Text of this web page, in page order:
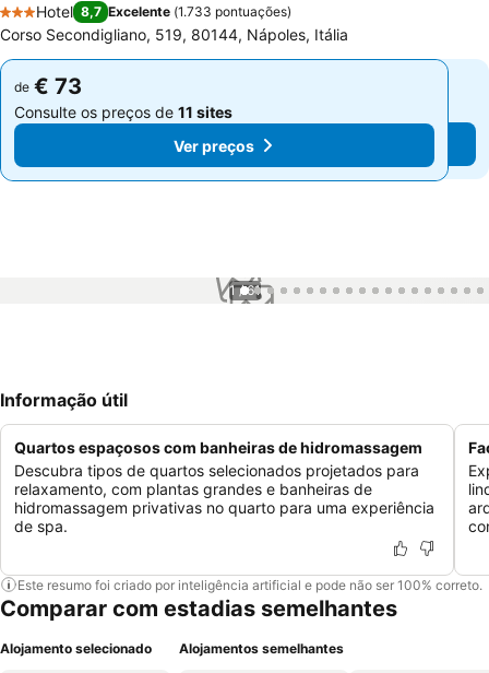
3 Estrelas
Hotel 8,7 Excelente (1.733 pontuações)
Corso Secondigliano, 519, 80144, Nápoles, Itália
de € 73
Consulte os preços de 11 sites
Ver preços
de € 73
Consulte os preços de 11 sites
Ver preços
1 / 61
Informação útil
Quartos espaçosos com banheiras de hidromassagem
Descubra tipos de quartos selecionados projetados para
relaxamento, com plantas grandes e banheiras de
hidromassagem privativas no quarto para uma experiência
de spa.
Este resumo foi criado por inteligência artificial e pode não ser 100% correto.
Comparar com estadias semelhantes
Alojamento selecionado Alojamentos semelhantes